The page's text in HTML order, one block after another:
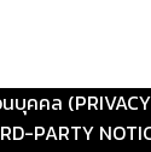
คคล
PARTY